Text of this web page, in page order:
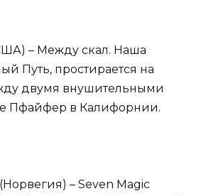
– Между скал. Наша
Путь, простирается на
двумя внушительными
Пфайфер в Калифорнии.
– Seven Magic